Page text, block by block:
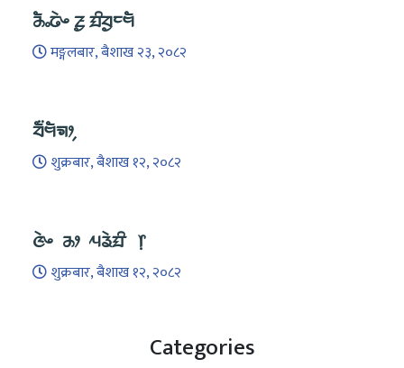
ᤌᤠᤱᤒᤧᤴ ᤏᤢ ᤀᤡᤔᤢᤰᤗᤠ
मङ्गलबार, बैशाख २३, २०८२
ᤔᤠ᤺ᤗᤠᤈᤣ᤹
शुक्रबार, बैशाख १२, २०८२
ᤜᤧᤴ ᤌᤣ ᤘᤕᤧᤀᤡ ᥅
शुक्रबार, बैशाख १२, २०८२
Categories